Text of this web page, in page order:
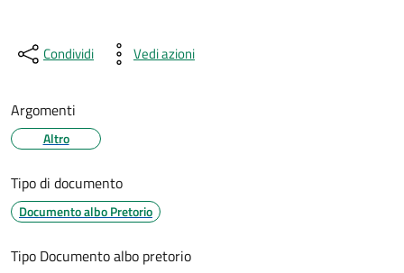
Condividi Vedi azioni
Argomenti
Altro
Tipo di documento
Documento albo Pretorio
Tipo Documento albo pretorio